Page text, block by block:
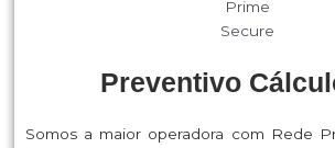
Preventivo
Somos a maior operadora com Rede